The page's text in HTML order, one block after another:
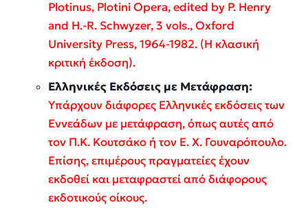
Plotinus, Plotini Opera, edited by P. Henry
and H.-R. Schwyzer, 3 vols., Oxford
University Press, 1964-1982. (Η κλασική
κριτική έκδοση).
Ελληνικές Εκδόσεις με Μετάφραση:
Υπάρχουν διάφορες Ελληνικές εκδόσεις των
Εννεάδων με μετάφραση, όπως αυτές από
τον Π.Κ. Κουτσάκο ή τον Ε. Χ. Γουναρόπουλο.
Επίσης, επιμέρους πραγματείες έχουν
εκδοθεί και μεταφραστεί από διάφορους
εκδοτικούς οίκους.